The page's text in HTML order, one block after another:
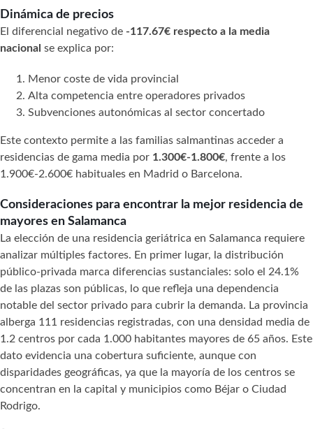
Dinámica de precios
El diferencial negativo de -117.67€ respecto a la media
nacional se explica por:
Menor coste de vida provincial
Alta competencia entre operadores privados
Subvenciones autonómicas al sector concertado
Este contexto permite a las familias salmantinas acceder a
residencias de gama media por 1.300€-1.800€, frente a los
1.900€-2.600€ habituales en Madrid o Barcelona.
Consideraciones para encontrar la mejor residencia de
mayores en Salamanca
La elección de una residencia geriátrica en Salamanca requiere
analizar múltiples factores. En primer lugar, la distribución
público-privada marca diferencias sustanciales: solo el 24.1%
de las plazas son públicas, lo que refleja una dependencia
notable del sector privado para cubrir la demanda. La provincia
alberga 111 residencias registradas, con una densidad media de
1.2 centros por cada 1.000 habitantes mayores de 65 años. Este
dato evidencia una cobertura suficiente, aunque con
disparidades geográficas, ya que la mayoría de los centros se
concentran en la capital y municipios como Béjar o Ciudad
Rodrigo.